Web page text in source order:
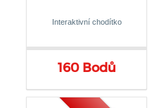
Interaktivní chodítko
160 Bodů